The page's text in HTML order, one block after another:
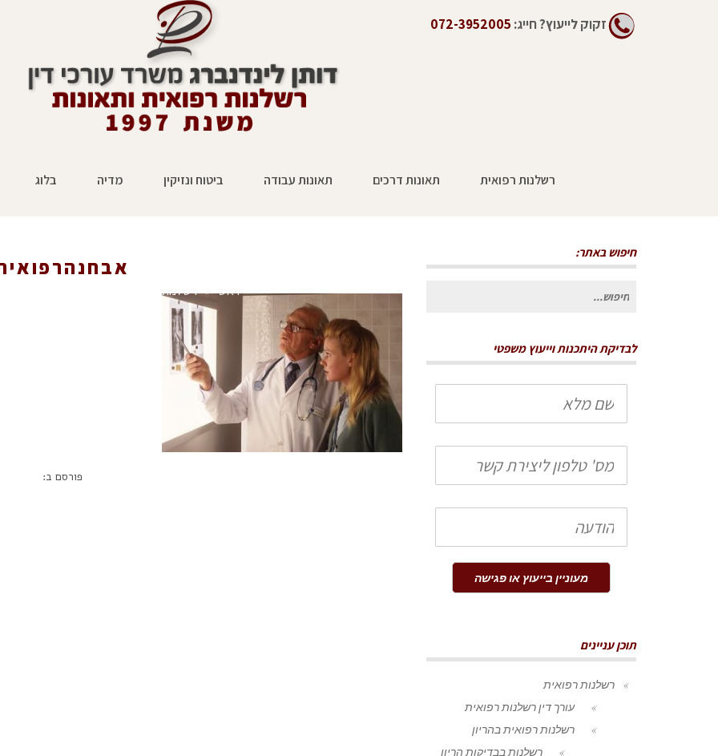
זקוק לייעוץ?חייג: 072-3952005
רשלנות רפואית תאונות דרכים תאונות עבודה ביטוח ונזיקין מדיה בלוג
ראשי » רשלנות רפואית
פורסם ב:
חיפוש באתר:
חיפוש
לבדיקת היתכנות וייעוץ משפטי
שם
מלא
טלפון
הודעה
מעוניין בייעוץ או פגישה
תוכן עניינים
רשלנות רפואית
עורך דין רשלנות רפואית
רשלנות רפואית בהריון
רשלנות בבדיקות הריון